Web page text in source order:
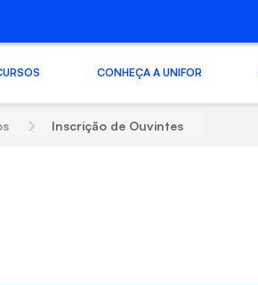
CONHEÇA A UNIFOR
Inscrição de Ouvintes